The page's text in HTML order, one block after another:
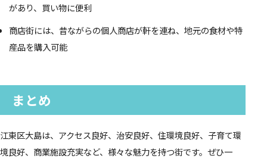
があり、買い物に便利
商店街には、昔ながらの個人商店が軒を連ね、地元の食材や特
産品を購入可能
まとめ
江東区大島は、アクセス良好、治安良好、住環境良好、子育て環
境良好、商業施設充実など、様々な魅力を持つ街です。ぜひ一